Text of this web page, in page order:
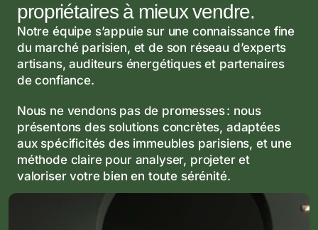
propriétaires à mieux vendre.
Notre équipe s’appuie sur une connaissance fine
du marché parisien, et de son réseau d’experts
artisans, auditeurs énergétiques et partenaires
de confiance.
Nous ne vendons pas de promesses : nous
présentons des solutions concrètes, adaptées
aux spécificités des immeubles parisiens, et une
méthode claire pour analyser, projeter et
valoriser votre bien en toute sérénité.